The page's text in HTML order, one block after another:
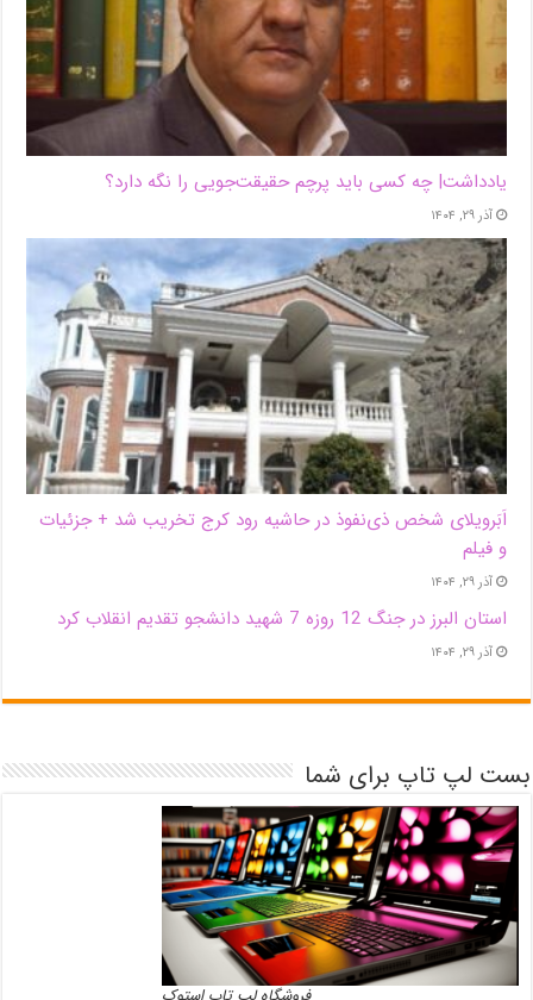
یادداشت| ‌چه کسی باید پرچم حقیقت‌جویی را نگه دارد؟
آذر ۲۹, ۱۴۰۴
اَبَر‌ویلای شخص ذی‌نفوذ در حاشیه‌ رود کرج تخریب شد + جزئیات
و فیلم
آذر ۲۹, ۱۴۰۴
استان البرز در جنگ 12 روزه 7 شهید دانشجو تقدیم انقلاب کرد
آذر ۲۹, ۱۴۰۴
بست لپ تاپ برای شما